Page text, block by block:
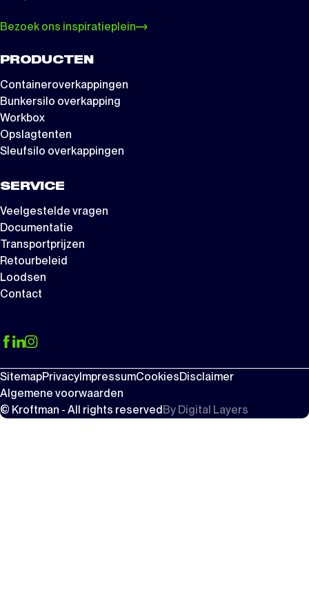
Bezoek ons inspiratieplein
PRODUCTEN
Containeroverkappingen
Bunkersilo overkapping
Workbox
Opslagtenten
Sleufsilo overkappingen
SERVICE
Veelgestelde vragen
Documentatie
Transportprijzen
Retourbeleid
Loodsen
Contact
SitemapPrivacy ImpressumCookiesDisclaimer
Algemene voorwaarden
© Kroftman - All rights reserved By Digital Layers